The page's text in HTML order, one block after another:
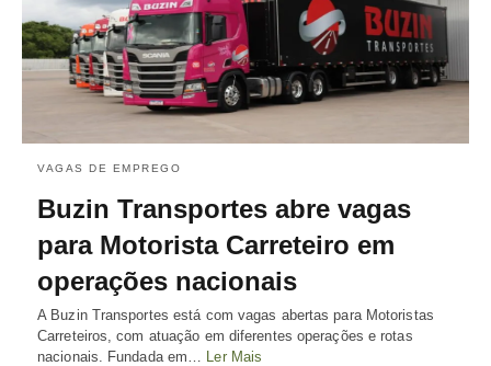
VAGAS DE EMPREGO
Buzin Transportes abre vagas
para Motorista Carreteiro em
operações nacionais
A Buzin Transportes está com vagas abertas para Motoristas
Carreteiros, com atuação em diferentes operações e rotas
nacionais. Fundada em… Ler Mais